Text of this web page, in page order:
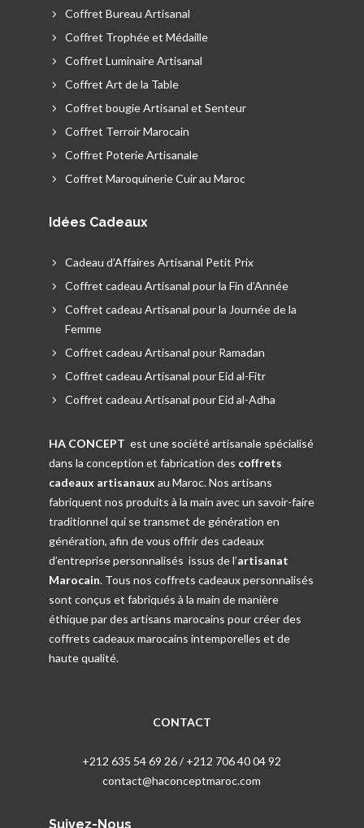
Coffret Bureau Artisanal
Coffret Trophée et Médaille
Coffret Luminaire Artisanal
Coffret Art de la Table
Coffret bougie Artisanal et Senteur
Coffret Terroir Marocain
Coffret Poterie Artisanale
Coffret Maroquinerie Cuir au Maroc
Idées Cadeaux
Cadeau d’Affaires Artisanal Petit Prix
Coffret cadeau Artisanal pour la Fin d’Année
Coffret cadeau Artisanal pour la Journée de la
Femme
Coffret cadeau Artisanal pour Ramadan
Coffret cadeau Artisanal pour Eid al-Fitr
Coffret cadeau Artisanal pour Eid al-Adha
HA CONCEPT est une société artisanale spécialisé
dans la conception et fabrication des coffrets
cadeaux artisanaux au Maroc. Nos artisans
fabriquent nos produits à la main avec un savoir-faire
traditionnel qui se transmet de génération en
génération, afin de vous offrir des cadeaux
d’entreprise personnalisés issus de l’artisanat
Marocain. Tous nos coffrets cadeaux personnalisés
sont conçus et fabriqués à la main de manière
éthique par des artisans marocains pour créer des
coffrets cadeaux marocains intemporelles et de
haute qualité.
CONTACT
+212 635 54 69 26 / +212 706 40 04 92
contact@haconceptmaroc.com
Suivez-Nous